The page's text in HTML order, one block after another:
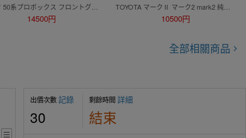
14500円
TOYOTA マークⅡ マーク2 mark2 純正 後期 35thアニバーサリー仕様 フロントグリル ラジエーターグリル 53101-22560 JZX110 GX110 JZX115
10500円
全部相關商品
出價次數記錄
30
剩餘時間詳細
結束